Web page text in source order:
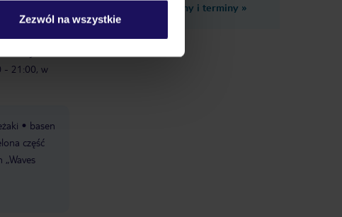
Zezwól na wszystkie
- 21:00, w
basen
część
„Waves
Zobacz inne ceny i terminy »